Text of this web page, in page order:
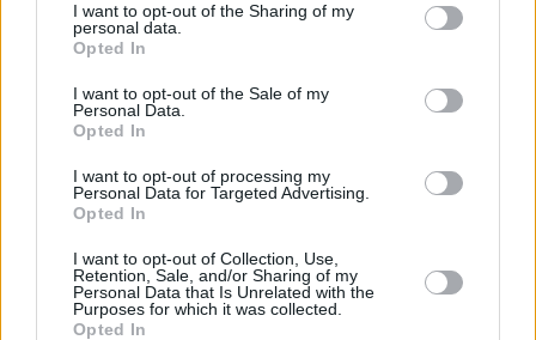
I want to opt-out of the Sharing of my
personal data.
Opted In
I want to opt-out of the Sale of my
Personal Data.
Opted In
I want to opt-out of processing my
Personal Data for Targeted Advertising.
Opted In
I want to opt-out of Collection, Use,
Retention, Sale, and/or Sharing of my
Personal Data that Is Unrelated with the
Purposes for which it was collected.
Opted In